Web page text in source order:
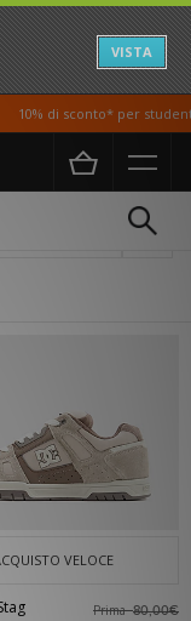
VISTA
10% di sconto* per
VELOCE
Prima80,00€